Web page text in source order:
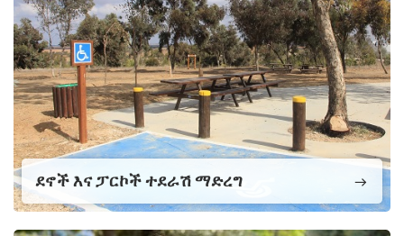
ደኖች እና ፓርኮች ተደራሽ ማድረግ